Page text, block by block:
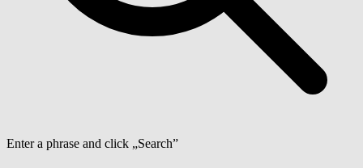
Enter a phrase and click „Search”